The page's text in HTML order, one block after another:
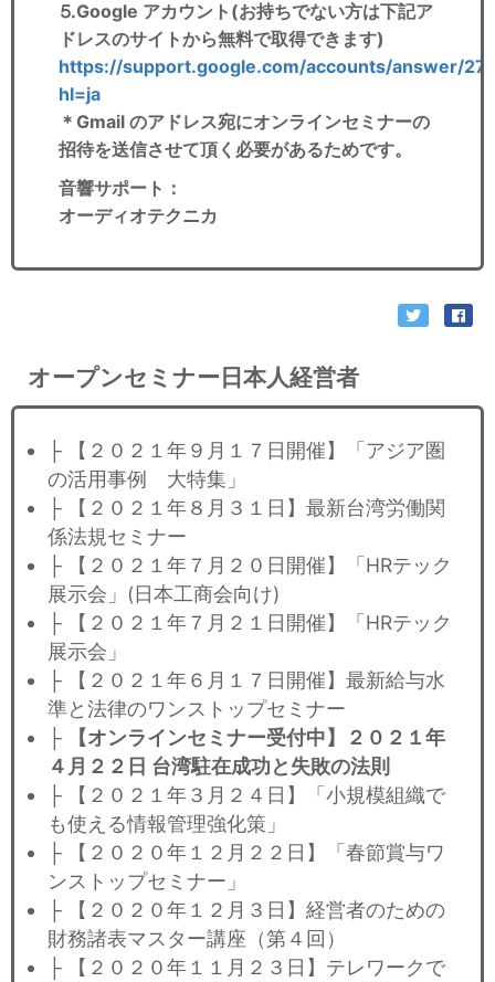
⒌Google アカウント(お持ちでない方は下記ア
ドレスのサイトから無料で取得できます)
https://support.google.com/accounts/answer/
hl=ja
＊Gmail のアドレス宛にオンラインセミナーの
招待を送信させて頂く必要があるためです。
音響サポート ：
オーディオテクニカ
オープンセミナー日本人経営者
├ 【２０２１年９月１７日開催】「アジア圏
の活用事例 大特集」
├ 【２０２１年８月３１日】最新台湾労働関
係法規セミナー
├ 【２０２１年７月２０日開催】「HRテック
展示会」(日本工商会向け)
├ 【２０２１年７月２１日開催】「HRテック
展示会」
├ 【２０２１年６月１７日開催】最新給与水
準と法律のワンストップセミナー
├
【オンラインセミナー受付中】２０２１年
４月２２日 台湾駐在成功と失敗の法則
├ 【２０２１年３月２４日】「小規模組織で
も使える情報管理強化策」
├ 【２０２０年１２月２２日】「春節賞与ワ
ンストップセミナー」
├ 【２０２０年１２月３日】経営者のための
財務諸表マスター講座（第４回）
├ 【２０２０年１１月２３日】テレワークで